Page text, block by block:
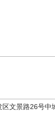
文景路26号中